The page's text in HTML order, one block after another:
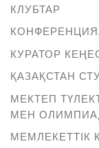
КЛУБТАР
КУРАТОР
ҚАЗАҚСТАН
МЕКТЕП
МЕН
МЕМЛЕКЕТТІК